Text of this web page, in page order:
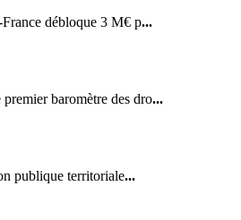
débloque 3 M€ p...
baromètre des dro...
publique territoriale...